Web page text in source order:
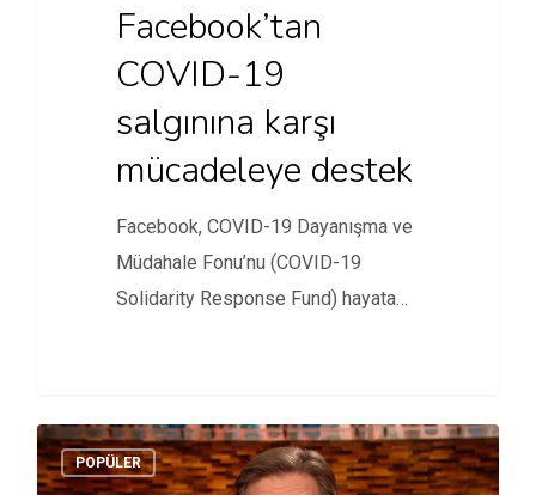
Facebook’tan
COVID-19
salgınına karşı
mücadeleye destek
Facebook, COVID-19 Dayanışma ve
Müdahale Fonu’nu (COVID-19
Solidarity Response Fund) hayata
POPÜLER